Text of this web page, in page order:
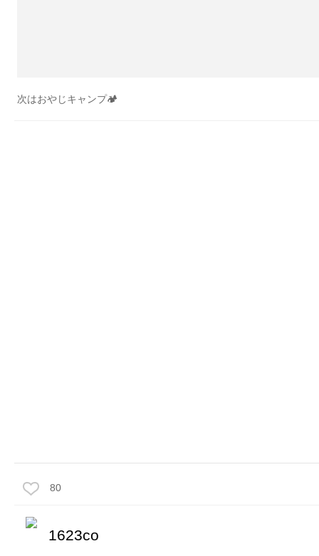
次はおやじキャンプ🏕
80
1623co